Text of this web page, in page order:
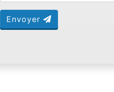
Envoyer